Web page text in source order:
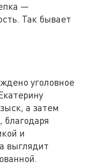
—
Так бывает
уголовное
а затем
благодаря
и
выглядит